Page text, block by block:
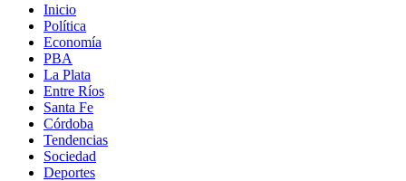
Inicio
Política
Economía
PBA
La Plata
Entre Ríos
Santa Fe
Córdoba
Tendencias
Sociedad
Deportes